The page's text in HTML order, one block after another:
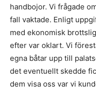
handbojor. Vi frågade
fall vaktade. Enligt
med ekonomisk
efter var oklart. Vi
egna båtar upp till
det eventuellt skedde
dem visa oss var vi